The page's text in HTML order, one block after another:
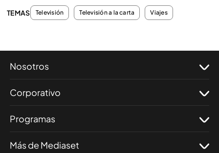
TEMAS Televisión Televisión a la carta Viajes
Nosotros
Corporativo
Programas
Más de Mediaset